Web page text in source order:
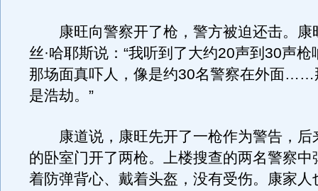
康旺向警察开了枪，警方被迫还击。康
丝·哈耶斯说：“我听到了大约20声到30声
那场面真吓人，像是约30名警察在外面……
是浩劫。”
康道说，康旺先开了一枪作为警告，后
的卧室门开了两枪。上楼搜查的两名警察中
着防弹背心、戴着头盔，没有受伤。康家人